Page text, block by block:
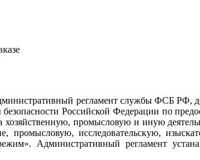
регламент службы ФСБ
Российской Федерации по
промысловую и иную
исследовательскую,
Административный регламент